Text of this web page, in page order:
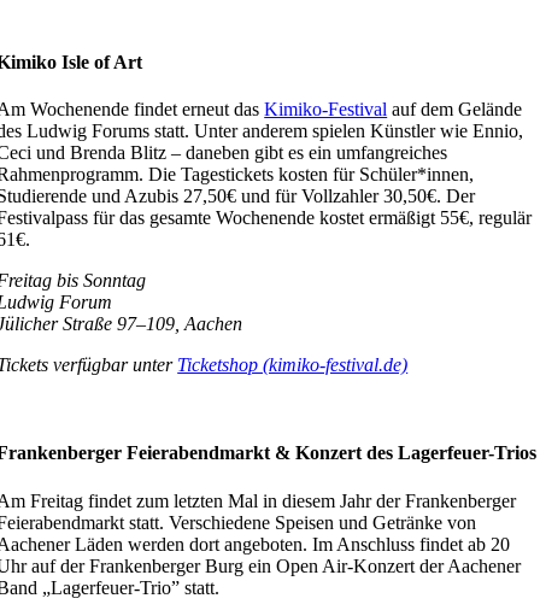
Isle of Art
Wochenende findet erneut dasKimiko-Festival auf dem Gelände
Ludwig Forums statt. Unter anderem spielen Künstler wie Ennio,
und Brenda Blitz – daneben gibt es ein umfangreiches
Die Tagestickets kosten für Schüler*innen,
und Azubis 27,50€ und für Vollzahler 30,50€. Der
für das gesamte Wochenende kostet ermäßigt 55€, regulär
bis Sonntag
Forum
Straße 97–109, Aachen
verfügbar unter Ticketshop (kimiko-festival.de)
Feierabendmarkt & Konzert des Lagerfeuer-Trios
Freitag findet zum letzten Mal in diesem Jahr der Frankenberger
statt. Verschiedene Speisen und Getränke von
Läden werden dort angeboten. Im Anschluss findet ab 20
auf der Frankenberger Burg ein Open Air-Konzert der Aachener
„Lagerfeuer-Trio” statt.